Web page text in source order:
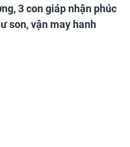
3 con giáp nhận phúc
son, vận may hanh